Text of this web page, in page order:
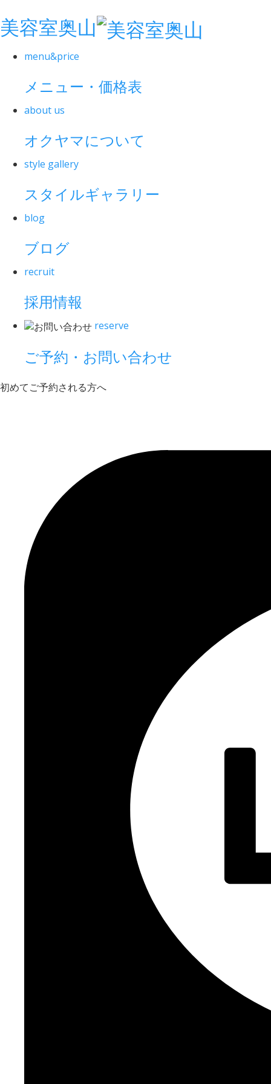
美容室奥山
menu&price
メニュー・価格表
about us
オクヤマについて
style gallery
スタイルギャラリー
blog
ブログ
recruit
採用情報
reserve
ご予約・お問い合わせ
初めてご予約される方へ